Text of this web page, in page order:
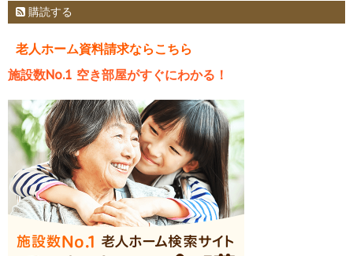
購読する
老人ホーム資料請求ならこちら
施設数No.1 空き部屋がすぐにわかる！